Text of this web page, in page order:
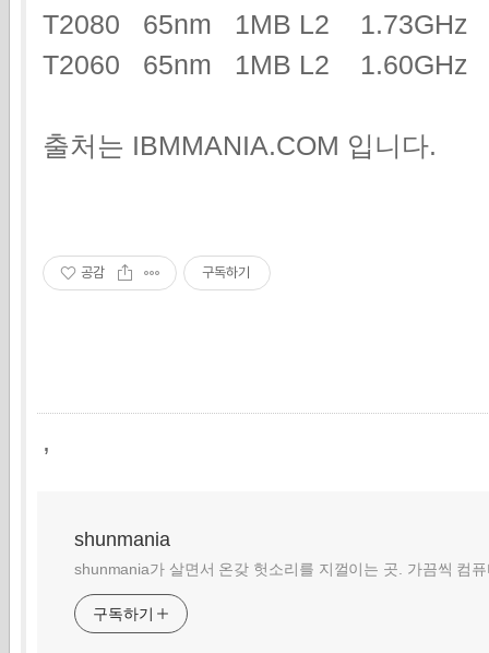
T2080 65nm 1MB L2
T2060 65nm 1MB L2 1.60GHz
출처는 IBMMANIA.COM 입니다.
공감 구독하기
,
shunmania
shunmania가 살면서 온갖 헛소리를 지껄이는 곳. 가끔씩 컴
구독하기